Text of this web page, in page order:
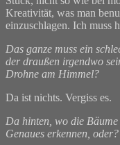
Kreativität, was man
einzuschlagen. Ich muss
Das ganze muss ein
der draußen irgendwo
Drohne am Himmel?
Da ist nichts. Vergiss es.
Da hinten, wo die
Genaues erkennen, oder?